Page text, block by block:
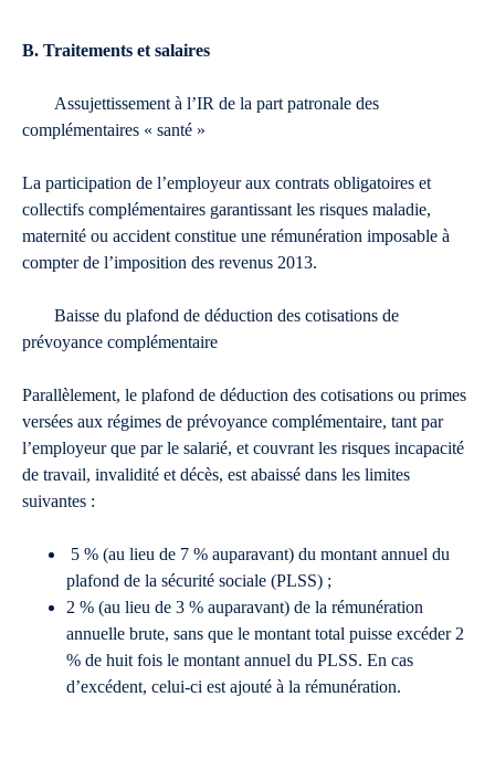
B. Traitements et salaires
Assujettissement à l’IR de la part patronale des
complémentaires « santé »
La participation de l’employeur aux contrats obligatoires et
collectifs complémentaires garantissant les risques maladie,
maternité ou accident constitue une rémunération imposable à
compter de l’imposition des revenus 2013.
Baisse du plafond de déduction des cotisations de
prévoyance complémentaire
Parallèlement, le plafond de déduction des cotisations ou primes
versées aux régimes de prévoyance complémentaire, tant par
l’employeur que par le salarié, et couvrant les risques incapacité
de travail, invalidité et décès, est abaissé dans les limites
suivantes :
5 % (au lieu de 7 % auparavant) du montant annuel du
plafond de la sécurité sociale (PLSS) ;
2 % (au lieu de 3 % auparavant) de la rémunération
annuelle brute, sans que le montant total puisse excéder 2
% de huit fois le montant annuel du PLSS. En cas
d’excédent, celui-ci est ajouté à la rémunération.